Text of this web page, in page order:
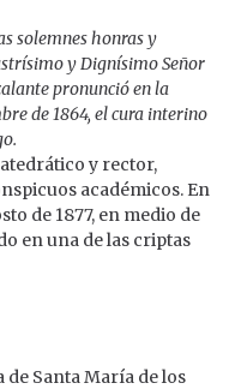
solemnes honras y
y Dignísimo Señor
pronunció en la
de 1864, el cura interino
y rector,
académicos. En
de 1877, en medio de
en una de las criptas
de Santa María de los